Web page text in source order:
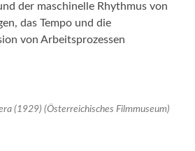
der maschinelle Rhythmus von
das Tempo und die
von Arbeitsprozessen
(1929) (Österreichisches Filmmuseum)